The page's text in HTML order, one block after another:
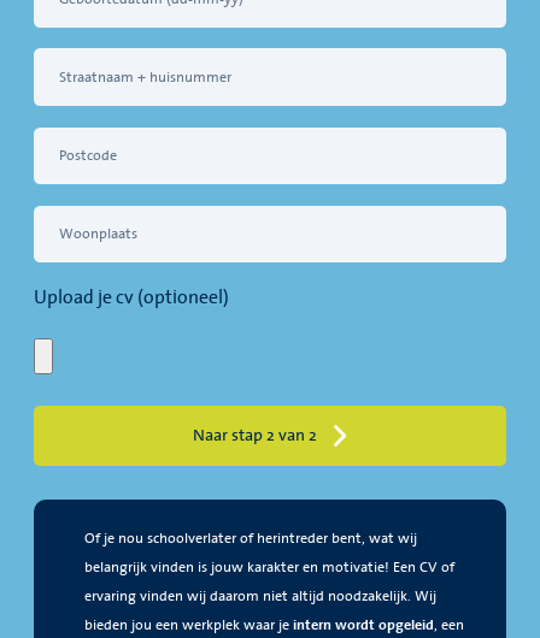
Upload je cv (optioneel)
Naar stap 2 van 2
Of je nou schoolverlater of herintreder bent, wat wij
belangrijk vinden is jouw karakter en motivatie! Een CV of
ervaring vinden wij daarom niet altijd noodzakelijk. Wij
bieden jou een werkplek waar je intern wordt opgeleid, een